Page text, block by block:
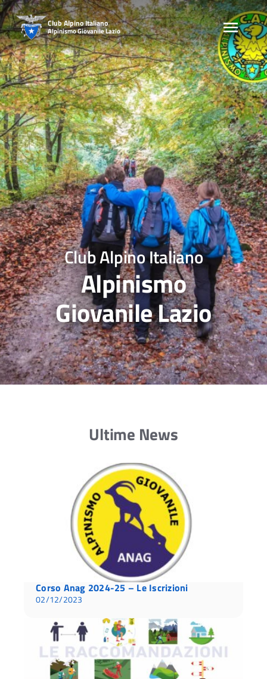
Skip
to
content
Club Alpino Italiano
Alpinismo Giovanile Lazio
Club Alpino Italiano
Alpinismo
Giovanile Lazio
Ultime News
Corso Anag 2024-25 – Le Iscrizioni
02/12/2023